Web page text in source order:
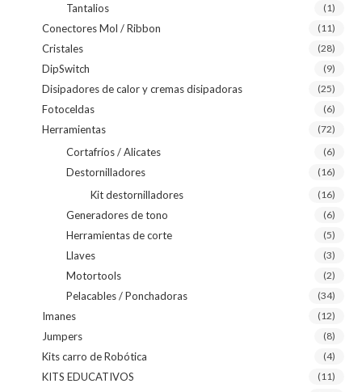
Tantalios (1)
Conectores Mol / Ribbon (11)
Cristales (28)
DipSwitch (9)
Disipadores de calor y cremas disipadoras (25)
Fotoceldas (6)
Herramientas (72)
Cortafríos / Alicates (6)
Destornilladores (16)
Kit destornilladores (16)
Generadores de tono (6)
Herramientas de corte (5)
Llaves (3)
Motortools (2)
Pelacables / Ponchadoras (34)
Imanes (12)
Jumpers (8)
Kits carro de Robótica (4)
KITS EDUCATIVOS (11)